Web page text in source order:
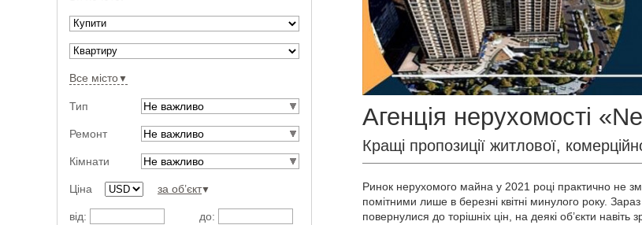
Все місто▼
Тип Не важливо
Ремонт Не важливо
Кімнати Не важливо
Ціна за об’єкт▼
від: до:
Агенція нерухомості
Кращі пропозиції житлової,
Ринок нерухомого майна у 2021 році практично не
помітними лише в березні квітні минулого року.
повернулися до торішніх цін, на деякі об’єкти навіть